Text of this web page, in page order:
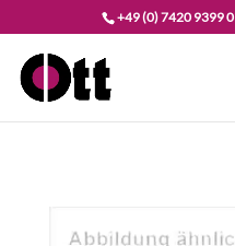
+49 (0) 7420 9399 0